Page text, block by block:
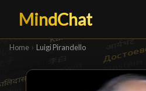
MindChat
Home › Luigi Pirandello